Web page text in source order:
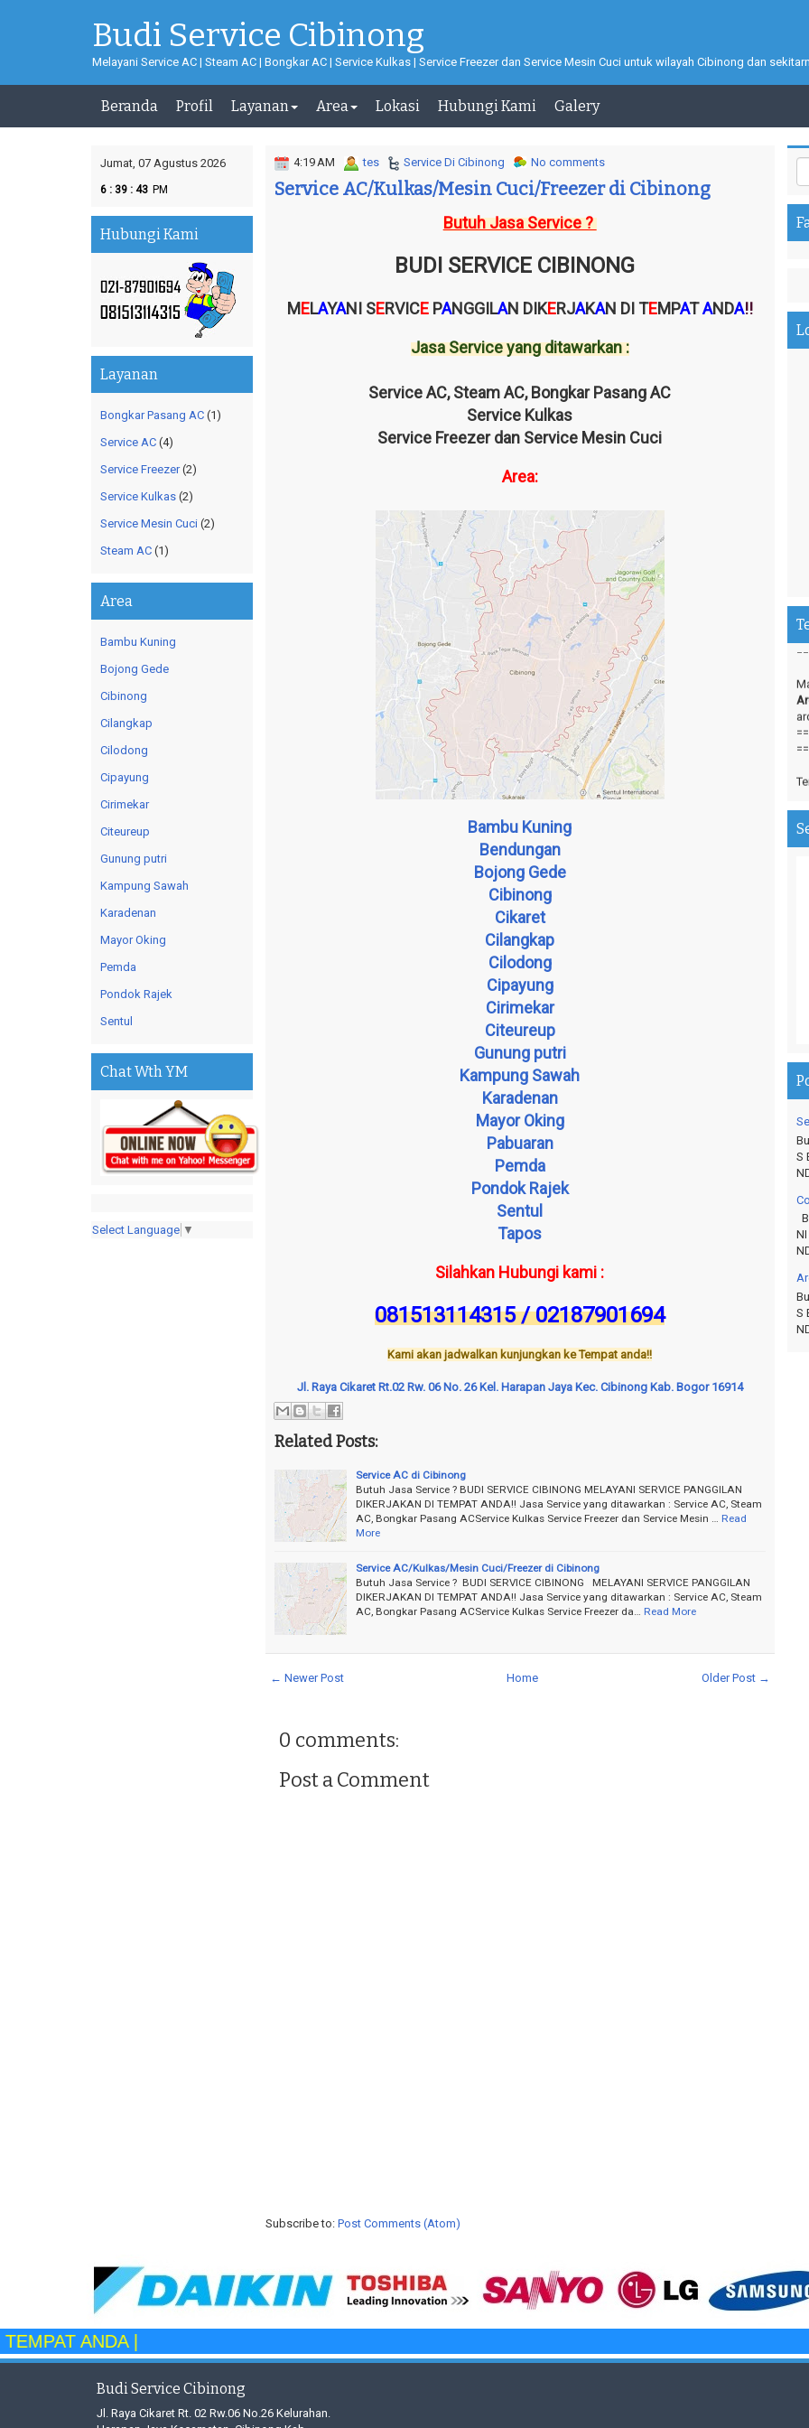
Budi Service Cibinong
Melayani Service AC | Steam AC | Bongkar AC | Service Kulkas | Service Freezer dan Service Mesin Cuci untuk wilayah Cibinong dan
Beranda Profil Layanan Area Lokasi Hubungi Kami Galery
4:19 AM tes Service Di Cibinong No comments
Service AC/Kulkas/Mesin Cuci/Freezer di Cibinong
Butuh Jasa Service ?
BUDI SERVICE CIBINONG
MELAYANI SERVICEPANGGILAN DIKERJAKAN DI TEMPATANDA!!
Jasa Service yang ditawarkan :
Service AC, Steam AC, Bongkar Pasang AC
Service Kulkas
Service Freezer dan Service Mesin Cuci
Area:
Bambu Kuning
Bendungan
Bojong Gede
Cibinong
Cikaret
Cilangkap
Cilodong
Cipayung
Cirimekar
Citeureup
Gunung putri
Kampung Sawah
Karadenan
Mayor Oking
Pabuaran
Pemda
Pondok Rajek
Sentul
Tapos
Silahkan Hubungi kami :
081513114315 / 02187901694
Kami akan jadwalkan kunjungkan ke Tempat anda!!
Jl. Raya Cikaret Rt.02 Rw. 06 No. 26 Kel. Harapan Jaya Kec. Cibinong Kab. Bogor 16914
Related Posts:
Service AC di Cibinong
Butuh Jasa Service ? BUDI SERVICE CIBINONG MELAYANI SERVICE PANGGILAN
DIKERJAKAN DI TEMPAT ANDA!! Jasa Service yang ditawarkan : Service AC, Steam
AC, Bongkar Pasang ACService Kulkas Service Freezer dan Service Mesin …
Read
More
Service AC/Kulkas/Mesin Cuci/Freezer di Cibinong
Butuh Jasa Service ? BUDI SERVICE CIBINONG MELAYANI SERVICE PANGGILAN
DIKERJAKAN DI TEMPAT ANDA!! Jasa Service yang ditawarkan : Service AC, Steam
AC, Bongkar Pasang ACService Kulkas Service Freezer da…
Read More
← Newer Post Older Post →
Home
0 comments:
Post a Comment
Subscribe to: Post Comments (Atom)
Jumat, 07 Agustus 2026
6 : 39 : 44 PM
Hubungi Kami
Layanan
Bongkar Pasang AC (1)
Service AC (4)
Service Freezer (2)
Service Kulkas (2)
Service Mesin Cuci (2)
Steam AC (1)
Area
Bambu Kuning
Bojong Gede
Cibinong
Cilangkap
Cilodong
Cipayung
Cirimekar
Citeureup
Gunung putri
Kampung Sawah
Karadenan
Mayor Oking
Pemda
Pondok Rajek
Sentul
Chat Wth YM
Select Language ▼
S
NI
S
ANDA |
Budi Service Cibinong
Jl. Raya Cikaret Rt. 02 Rw.06 No.26 Kelurahan.